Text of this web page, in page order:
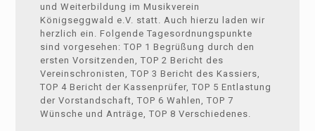
und Weiterbildung im Musikverein
Königseggwald e.V. statt. Auch hierzu laden wir
herzlich ein. Folgende Tagesordnungspunkte
sind vorgesehen: TOP 1 Begrüßung durch den
ersten Vorsitzenden, TOP 2 Bericht des
Vereinschronisten, TOP 3 Bericht des Kassiers,
TOP 4 Bericht der Kassenprüfer, TOP 5 Entlastung
der Vorstandschaft, TOP 6 Wahlen, TOP 7
Wünsche und Anträge, TOP 8 Verschiedenes.